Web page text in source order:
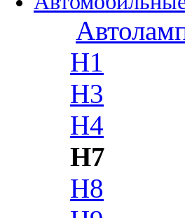
H1
H3
H4
H7
H8